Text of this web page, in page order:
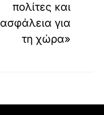
πολίτες και
ασφάλεια για
τη χώρα»